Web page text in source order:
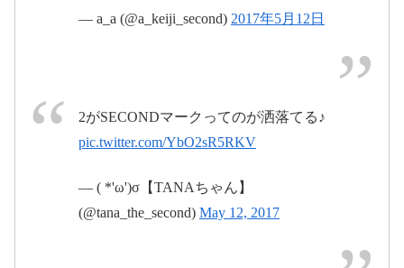
2017年5月12日
2017年5月12
日
— a_a (@a_keiji_second) 2017年5月12日
2がSECONDマークってのが洒落てる♪
pic.twitter.com/YbO2sR5RKV
— ( *'ω')σ【TANAちゃん】
(@tana_the_second) May 12, 2017